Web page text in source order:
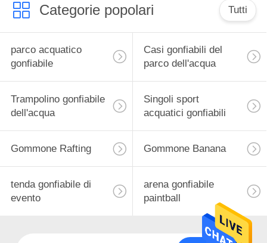
Categorie popolari Tutti
parco acquatico
gonfiabile
Casi gonfiabili del
parco dell'acqua
Trampolino gonfiabile
dell'acqua
Singoli sport
acquatici gonfiabili
Gommone Rafting Gommone Banana
tenda gonfiabile di
evento
arena gonfiabile
paintball